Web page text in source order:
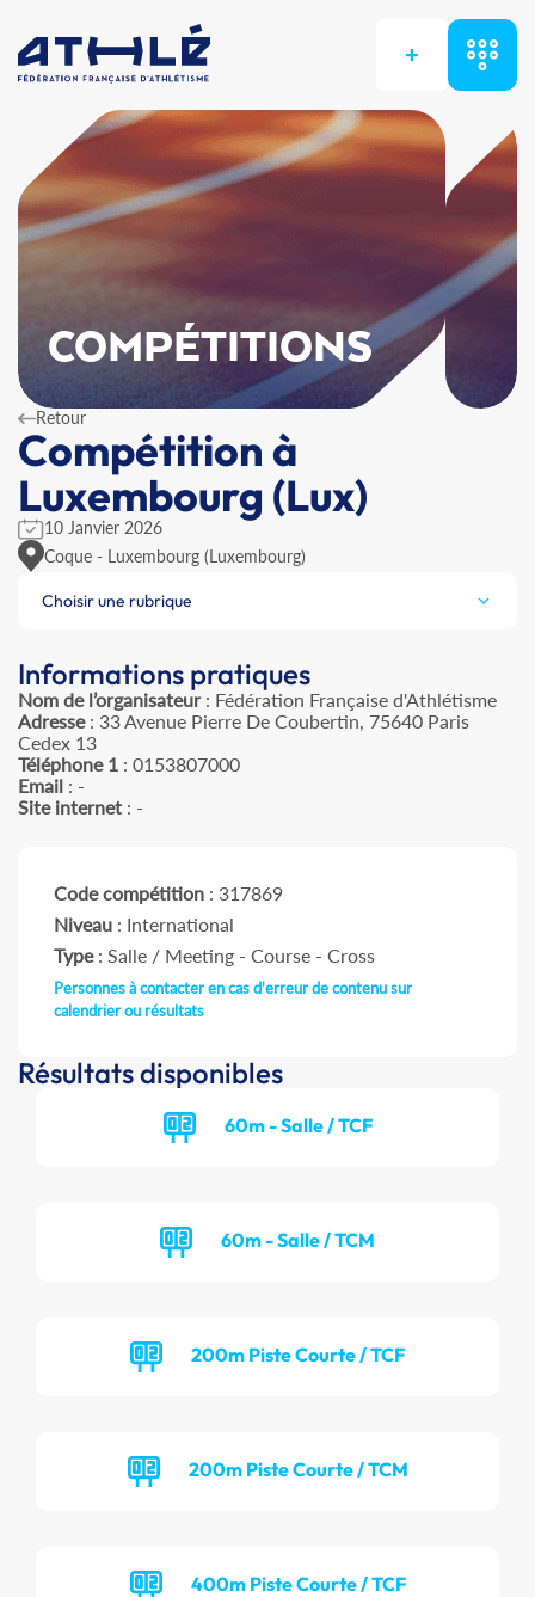
+
COMPÉTITIONS
Retour
Compétition à
Luxembourg (Lux)
10 Janvier 2026
Coque - Luxembourg (Luxembourg)
Choisir une rubrique
Informations pratiques
Nom de l’organisateur: Fédération Française d'Athlétisme
Adresse: 33 Avenue Pierre De Coubertin, 75640 Paris
Cedex 13
Téléphone 1 : 0153807000
Email : -
Site internet : -
Code compétition : 317869
Niveau : International
Type: Salle / Meeting - Course - Cross
Personnes à contacter en cas d'erreur de contenu sur
calendrier ou résultats
Résultats disponibles
60m - Salle / TCF
60m - Salle / TCM
200m Piste Courte / TCF
200m Piste Courte / TCM
400m Piste Courte / TCF